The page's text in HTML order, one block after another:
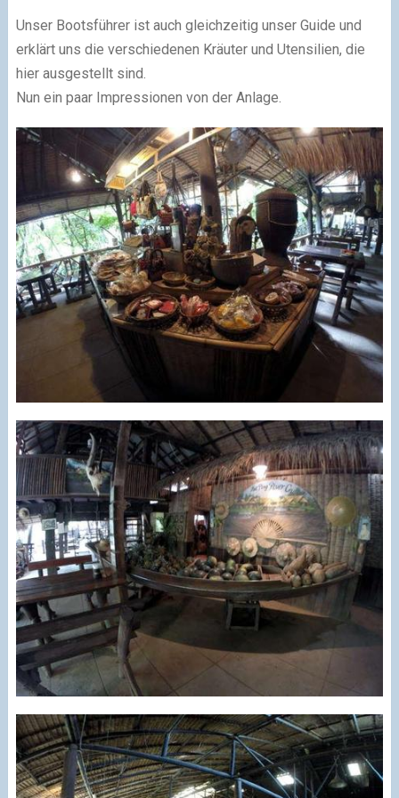
Unser Bootsführer ist auch gleichzeitig unser Guide und
erklärt uns die verschiedenen Kräuter und Utensilien, die
hier ausgestellt sind.
Nun ein paar Impressionen von der Anlage.